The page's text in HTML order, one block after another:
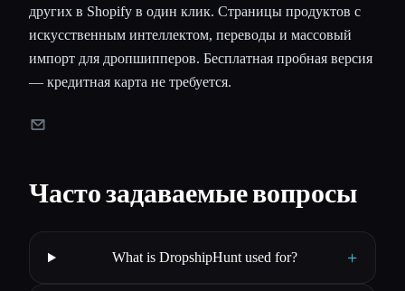
других в Shopify в один клик. Страницы продуктов с
искусственным интеллектом, переводы и массовый
импорт для дропшипперов. Бесплатная пробная версия
— кредитная карта не требуется.
Часто задаваемые вопросы
What is DropshipHunt used for? +